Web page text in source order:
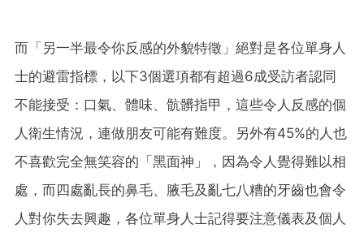
而「另一半最令你反感的外貌特徵」絕對是各位單身人
士的避雷指標，以下3個選項都有超過6成受訪者認同
不能接受：口氣、體味、骯髒指甲，這些令人反感的個
人衛生情況，連做朋友可能有難度。另外有45%的人也
不喜歡完全無笑容的「黑面神」，因為令人覺得難以相
處，而四處亂長的鼻毛、腋毛及亂七八糟的牙齒也會令
人對你失去興趣，各位單身人士記得要注意儀表及個人